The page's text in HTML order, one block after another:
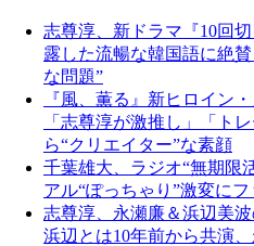
志尊淳、新ドラマ『10回
露した流暢な韓国語に絶
な問題”
『風、薫る』新ヒロイン
「志尊淳が激推し」「ト
ら“クリエイター”な素顔
千葉雄大、ラジオ“無期限
アル“ぽっちゃり”激変に
志尊淳、永瀬廉＆浜辺美
浜辺とは10年前から共演